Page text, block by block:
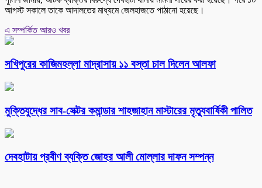
আগস্ট সকালে তাকে আদালতের মাধ্যমে জেলহাজতে পাঠানো হয়েছে।
এ সম্পর্কিত আরও খবর
সখিপুরের কাজিমহল্লা মাদ্রাসায় ১১ বস্তা চাল দিলেন আলফা
মুক্তিযুদ্ধের সাব-সেক্টর কমান্ডার শাহজাহান মাস্টারের মৃত্যুবার্ষিকী পালিত
দেবহাটায় প্রবীণ ব্যক্তি জোহর আলী মোল্লার দাফন সম্পন্ন